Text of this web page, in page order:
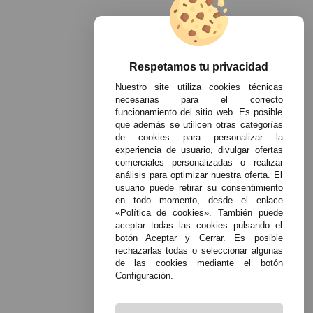
Respetamos tu privacidad
Nuestro site utiliza cookies técnicas
necesarias para el correcto
funcionamiento del sitio web. Es posible
que además se utilicen otras categorías
de cookies para personalizar la
experiencia de usuario, divulgar ofertas
comerciales personalizadas o realizar
análisis para optimizar nuestra oferta. El
usuario puede retirar su consentimiento
en todo momento, desde el enlace
«Política de cookies». También puede
aceptar todas las cookies pulsando el
botón Aceptar y Cerrar. Es posible
rechazarlas todas o seleccionar algunas
de las cookies mediante el botón
Configuración.